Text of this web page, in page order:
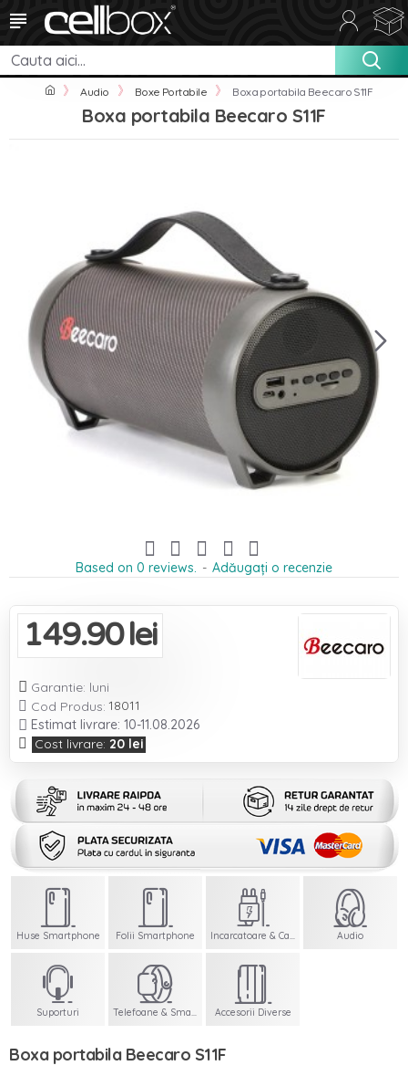
Audio Boxe Portabile Boxa portabila Beecaro S11F
Boxa portabila Beecaro S11F
Based on 0 reviews. - Adăugați o recenzie
149.90 lei
Garantie: luni
 Cod Produs: 18011
Estimat livrare: 10-11.08.2026
Cost livrare: 20 lei
Huse Smartphone Folii Smartphone Incarcatoare & Cabluri Audio
Suporturi Telefoane & Smartwatch Accesorii Diverse
Boxa portabila Beecaro S11F